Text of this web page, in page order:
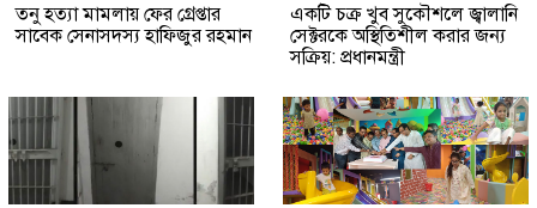
তনু হত্যা মামলায় ফের গ্রেপ্তার
সাবেক সেনাসদস্য হাফিজুর রহমান
একটি চক্র খুব সুকৌশলে জ্বালানি
সেক্টরকে অস্থিতিশীল করার জন্য
সক্রিয়: প্রধানমন্ত্রী